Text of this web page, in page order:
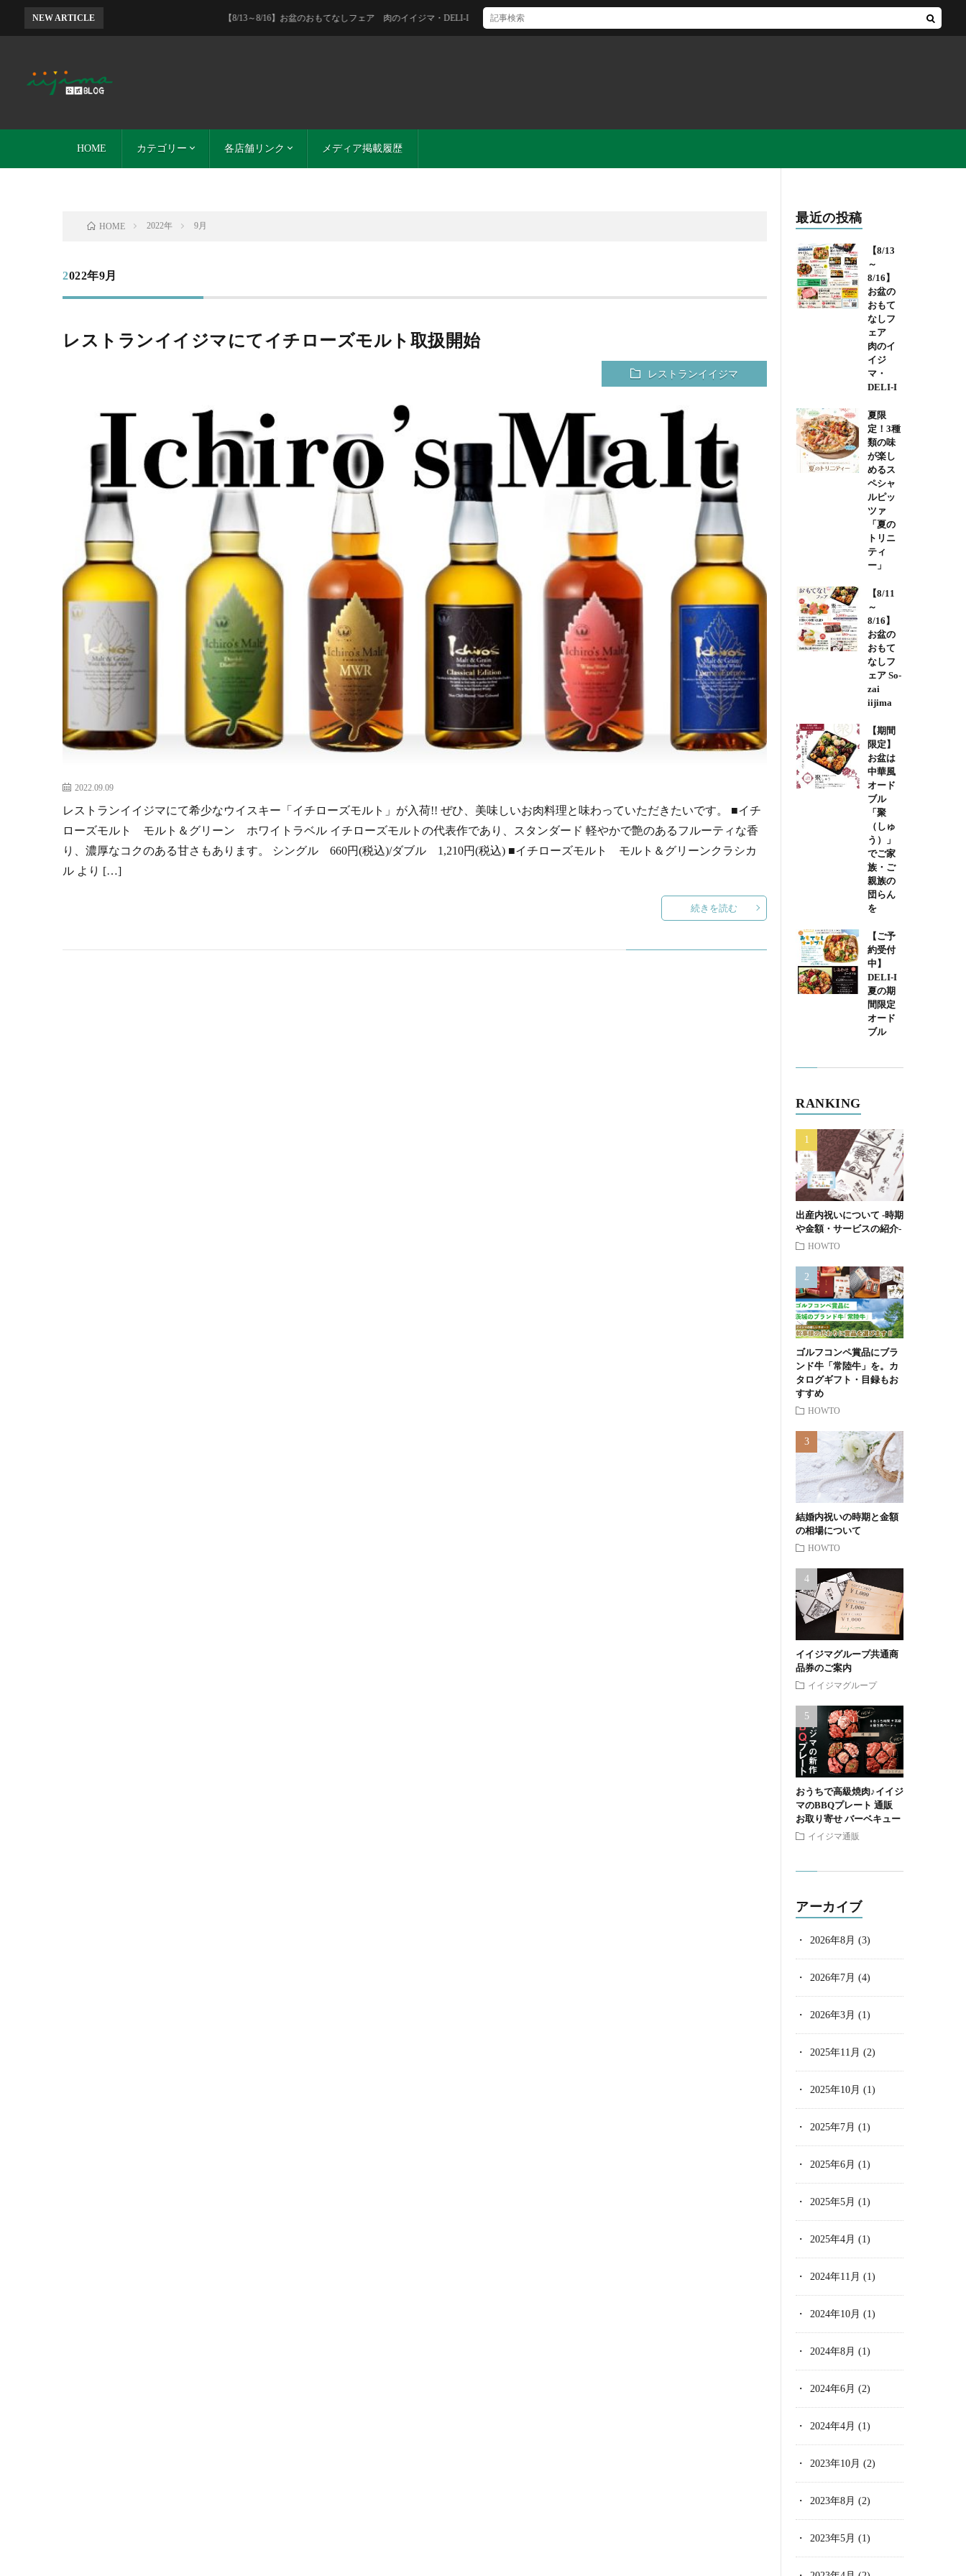
NEW ARTICLE 【8/13～8/16】お盆のおもてなしフェア 肉のイイジマ・DELI-I
HOME カテゴリー 各店舗リンク メディア掲載履歴
HOME 2022年 9月
2022年9月
レストランイイジマにてイチローズモルト取扱開始
レストランイイジマ
2022.09.09
レストランイイジマにて希少なウイスキー「イチローズモルト」が入荷!! ぜひ、美味しいお肉料理と味わっていただきたいです。 ■イチ
ローズモルト モルト＆グリーン ホワイトラベル イチローズモルトの代表作であり、スタンダード 軽やかで艶のあるフルーティな香
り、濃厚なコクのある甘さもあります。 シングル 660円(税込)/ダブル 1,210円(税込) ■イチローズモルト モルト＆グリーンクラシカ
ル より […]
続きを読む
最近の投稿
【8/13
～
8/16】
お盆の
おもて
なしフ
ェア
肉のイ
イジ
マ・
DELI-I
夏限
定！3種
類の味
が楽し
めるス
ペシャ
ルピッ
ツァ
「夏の
トリニ
ティ
ー」
【8/11
～
8/16】
お盆の
おもて
なしフ
ェア So-
zai
iijima
【期間
限定】
お盆は
中華風
オード
ブル
「聚
（しゅ
う）」
でご家
族・ご
親族の
団らん
を
【ご予
約受付
中】
DELI-I
夏の期
間限定
オード
ブル
RANKING
出産内祝いについて -時期
や金額・サービスの紹介-
HOWTO
ゴルフコンペ賞品にブラ
ンド牛「常陸牛」を。カ
タログギフト・目録もお
すすめ
HOWTO
結婚内祝いの時期と金額
の相場について
HOWTO
イイジマグループ共通商
品券のご案内
イイジマグループ
おうちで高級焼肉♪イイジ
マのBBQプレート 通販
お取り寄せ バーベキュー
イイジマ通販
アーカイブ
2026年8月 (3)
2026年7月 (4)
2026年3月 (1)
2025年11月 (2)
2025年10月 (1)
2025年7月 (1)
2025年6月 (1)
2025年5月 (1)
2025年4月 (1)
2024年11月 (1)
2024年10月 (1)
2024年8月 (1)
2024年6月 (2)
2024年4月 (1)
2023年10月 (2)
2023年8月 (2)
2023年5月 (1)